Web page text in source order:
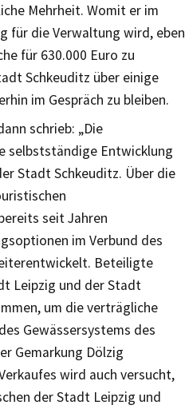
Mehrheit. Womit er im
für die Verwaltung wird, eben
für 630.000 Euro zu
Schkeuditz über einige
im Gespräch zu bleiben.
schrieb: „Die
selbstständige Entwicklung
Stadt Schkeuditz. Über die
seit Jahren
im Verbund des
Beteiligte
Leipzig und der Stadt
um die verträgliche
Gewässersystems des
Gemarkung Dölzig
wird auch versucht,
der Stadt Leipzig und